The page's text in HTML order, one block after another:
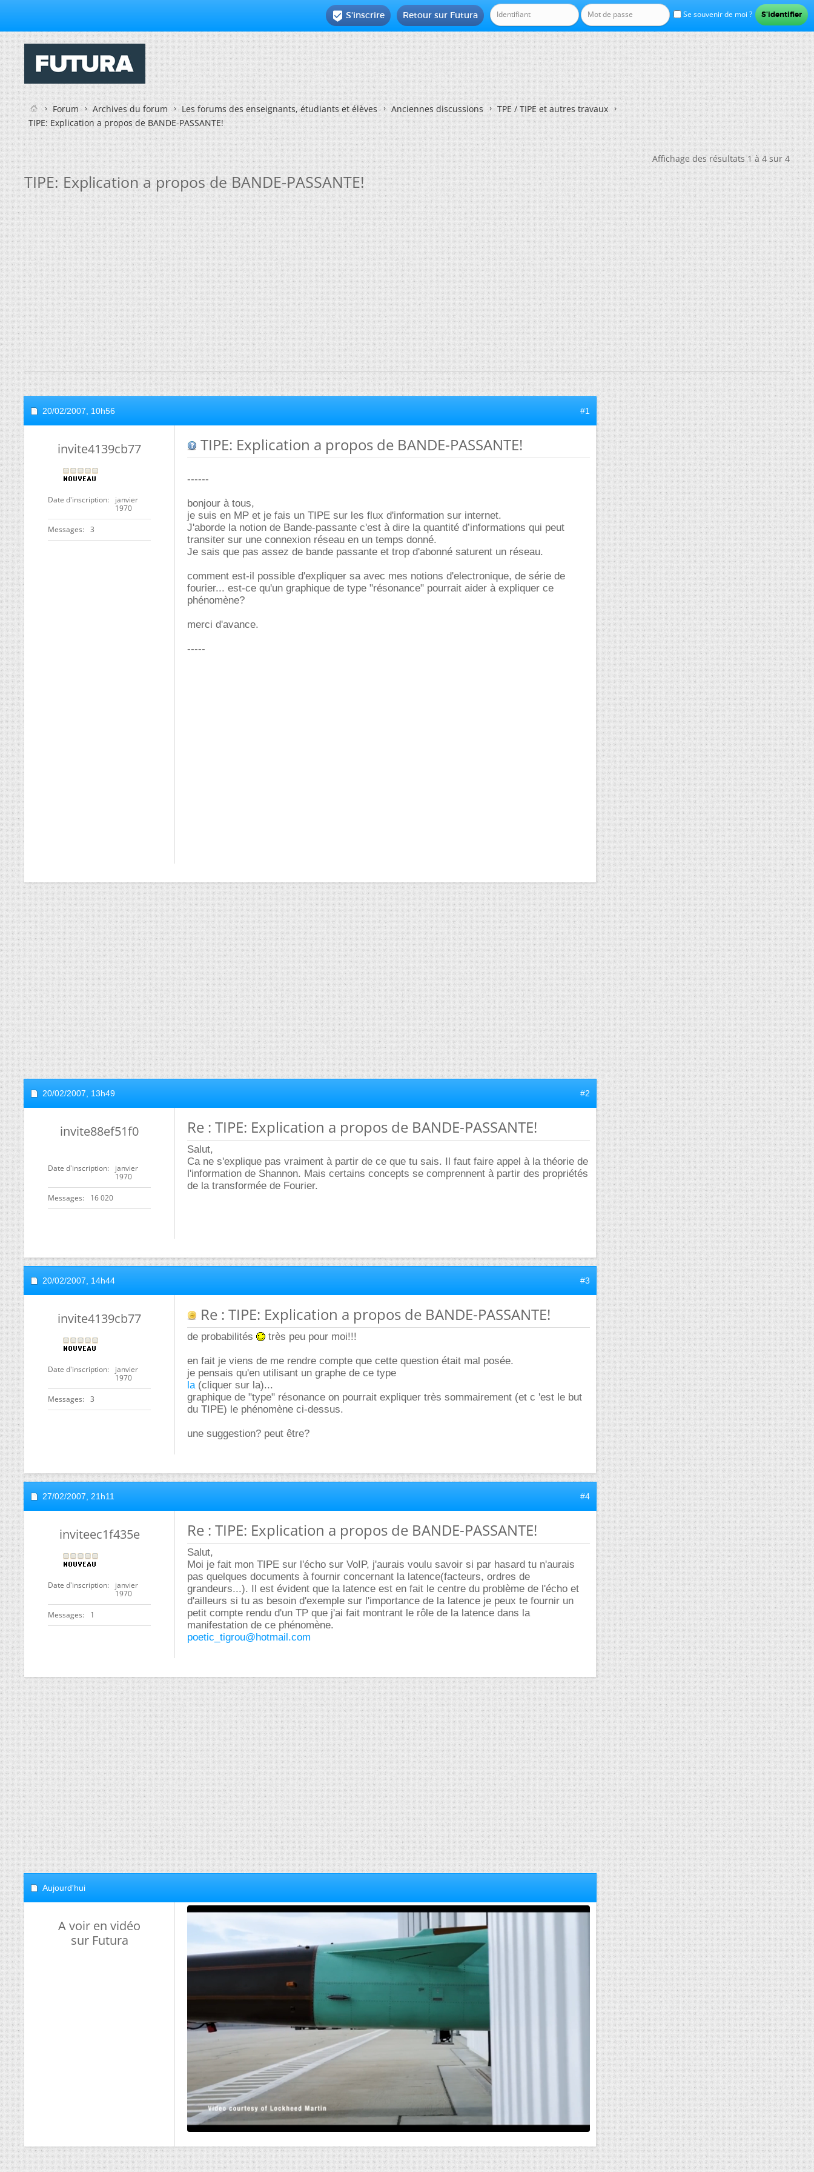
Se souvenir de moi ?
Retour sur Futura
 S'inscrire
Forum Archives du forum Les forums des enseignants, étudiants et élèves Anciennes discussions
TPE / TIPE et autres travaux
TIPE: Explication a propos de BANDE-PASSANTE!
Affichage des résultats 1 à 4 sur 4
TIPE: Explication a propos de BANDE-PASSANTE!
20/02/2007, 10h56 #1
invite4139cb77
Date d'inscription
janvier
1970
Messages 3
TIPE: Explication a propos de BANDE-PASSANTE!
------
bonjour à tous,
je suis en MP et je fais un TIPE sur les flux d'information sur internet.
J'aborde la notion de Bande-passante c'est à dire la quantité d’informations qui peut
transiter sur une connexion réseau en un temps donné.
Je sais que pas assez de bande passante et trop d'abonné saturent un réseau.
comment est-il possible d'expliquer sa avec mes notions d'electronique, de série de
fourier... est-ce qu'un graphique de type "résonance" pourrait aider à expliquer ce
phénomène?
merci d'avance.
-----
20/02/2007, 13h49 #2
invite88ef51f0
Date d'inscription
janvier
1970
Messages 16 020
Re : TIPE: Explication a propos de BANDE-PASSANTE!
Salut,
Ca ne s'explique pas vraiment à partir de ce que tu sais. Il faut faire appel à la théorie de
l'information de Shannon. Mais certains concepts se comprennent à partir des propriétés
de la transformée de Fourier.
20/02/2007, 14h44 #3
invite4139cb77
Date d'inscription
janvier
1970
Messages 3
Re : TIPE: Explication a propos de BANDE-PASSANTE!
de probabilités très peu pour moi!!!
en fait je viens de me rendre compte que cette question était mal posée.
je pensais qu'en utilisant un graphe de ce type
la(cliquer sur la)...
graphique de "type" résonance on pourrait expliquer très sommairement (et c 'est le but
du TIPE) le phénomène ci-dessus.
une suggestion? peut être?
27/02/2007, 21h11 #4
inviteec1f435e
Date d'inscription
janvier
1970
Messages 1
Re : TIPE: Explication a propos de BANDE-PASSANTE!
Salut,
Moi je fait mon TIPE sur l'écho sur VoIP, j'aurais voulu savoir si par hasard tu n'aurais
pas quelques documents à fournir concernant la latence(facteurs, ordres de
grandeurs...). Il est évident que la latence est en fait le centre du problème de l'écho et
d'ailleurs si tu as besoin d'exemple sur l'importance de la latence je peux te fournir un
petit compte rendu d'un TP que j'ai fait montrant le rôle de la latence dans la
manifestation de ce phénomène.
poetic_tigrou@hotmail.com
Aujourd'hui
A voir en vidéo
sur Futura